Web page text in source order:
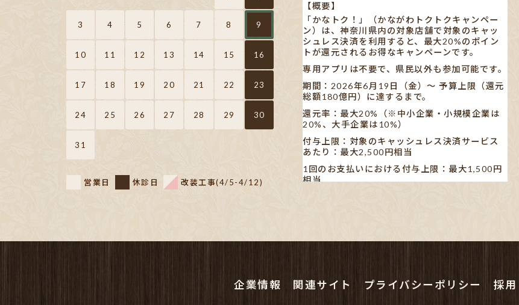
3 4 5 6 7 8 9
10 11 12 13 14 15 16
17 18 19 20 21 22 23
24 25 26 27 28 29 30
31
営業日 休診日 改装工事(4/5-4/12)
【概要】
「かなトク！」（かながわトクトクキャンペー
ン）は、神奈川県内の対象店舗で対象のキャッ
シュレス決済を利用すると、最大20%のポイン
トが還元されるお得なキャンペーンです。
専用アプリは不要で、県民以外も参加可能です。
期間：2026年6月19日（金）〜 予算上限（還元
総額180億円）に達するまで。
還元率：最大20%（※中小企業・小規模企業は
20%、大手企業は10%）
付与上限：対象のキャッシュレス決済サービス
あたり：最大2,500円相当
1回のお支払いにおける付与上限：最大1,500円
相当
※利用する店舗によって対応している決済手段が
が…、正直分かりにくいです。
企業情報 関連サイト プライバシーポリシー 採用